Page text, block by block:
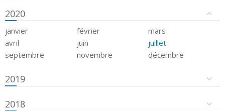
2020
janvier février
mars
avril
juin
juillet
septembre
novembre décembre
2019
2018